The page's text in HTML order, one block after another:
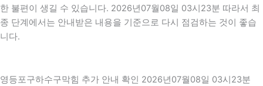
한 불편이 생길 수 있습니다. 2026년07월08일 03시23분 따라서 최
종 단계에서는 안내받은 내용을 기준으로 다시 점검하는 것이 좋습
니다.
영등포구하수구막힘 추가 안내 확인 2026년07월08일 03시23분